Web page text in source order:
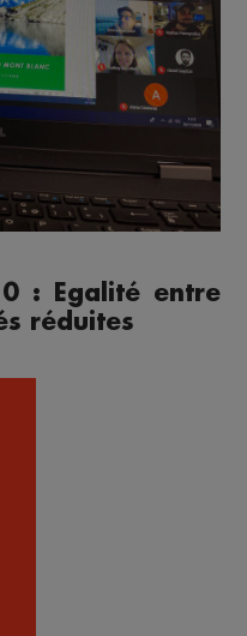
: Egalité entre
réduites